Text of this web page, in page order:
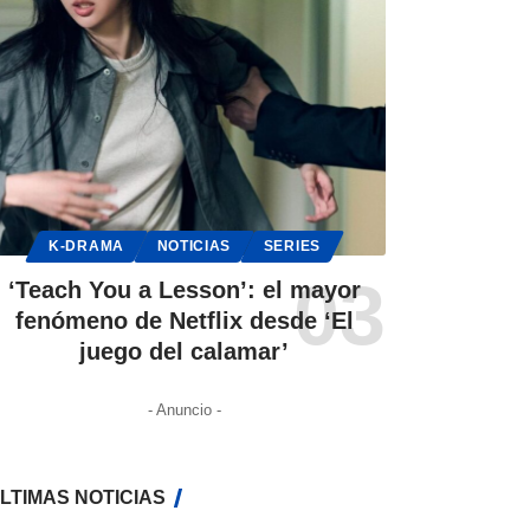
K-DRAMA NOTICIAS SERIES
‘Teach You a Lesson’: el mayor
fenómeno de Netflix desde ‘El
juego del calamar’
- Anuncio -
NOTICIAS